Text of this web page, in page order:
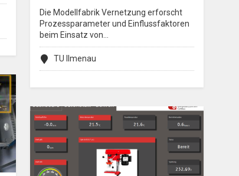
Die Modellfabrik Vernetzung erforscht
Prozessparameter und Einflussfaktoren
beim Einsatz von…
TU Ilmenau